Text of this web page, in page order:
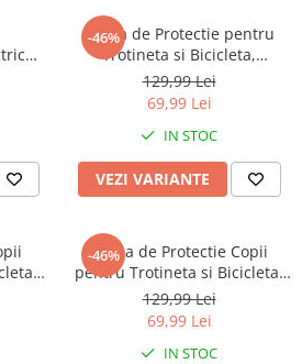
cm,
-46%
Casca de Protectie pentru
Trotineta si Bicicleta,
Ventilatie buna, Marime
Reglabila, Ultra Usoara,
Negru, L 54-62cm
129,99 Lei
69,99 Lei
IN STOC
VEZI VARIANTE
S
-46%
Casca de Protectie Copii
pentru Trotineta si Bicicleta,
Ventilatie buna, Marime
Reglabila, Ultra Usoara,
Albastru, S 48-56cm
129,99 Lei
69,99 Lei
IN STOC